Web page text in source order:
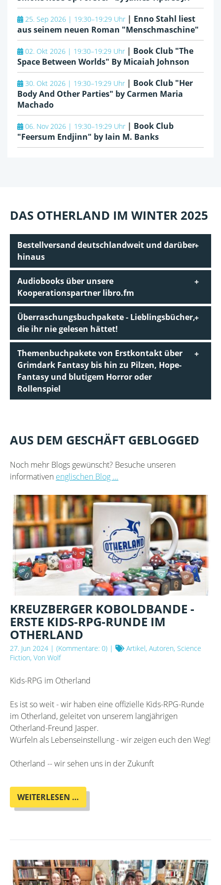
25. Sep 2026 | 19:30–19:29 Uhr | Enno Stahl liest
aus seinem neuen Roman "Menschmaschine"
02. Okt 2026 | 19:30–19:29 Uhr | Book Club "The
Space Between Worlds" By Micaiah Johnson
30. Okt 2026 | 19:30–19:29 Uhr | Book Club "Her
Body And Other Parties" by Carmen Maria
Machado
06. Nov 2026 | 19:30–19:29 Uhr | Book Club
"Feersum Endjinn" by Iain M. Banks
DAS OTHERLAND IM WINTER 2025
Bestellversand deutschlandweit und darüber
hinaus
Audiobooks über unsere
Kooperationspartner libro.fm
Überraschungsbuchpakete - Lieblingsbücher,
die ihr nie gelesen hättet!
Themenbuchpakete von Erstkontakt über
Grimdark Fantasy bis hin zu Pilzen, Hope-
Fantasy und blutigem Horror oder
Rollenspiel
AUS DEM GESCHÄFT GEBLOGGED
Noch mehr Blogs gewünscht? Besuche unseren
informativen englischen Blog ...
KREUZBERGER KOBOLDBANDE -
ERSTE KIDS-RPG-RUNDE IM
OTHERLAND
27. Jun 2024 | (Kommentare: 0) |
Artikel, Autoren, Science
Fiction, Von Wolf
Kids-RPG im Otherland
Es ist so weit - wir haben eine offizielle Kids-RPG-Runde
im Otherland, geleitet von unserem langjährigen
Otherland-Freund Jasper.
Würfeln als Lebenseinstellung - wir zeigen euch den Weg!
Otherland -- wir sehen uns in der Zukunft
WEITERLESEN …
KOBOLDBANDE
KIDS-
RUNDE
IM